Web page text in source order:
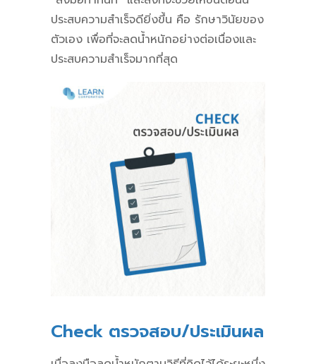
ประสบความสำเร็จดียิ่งขึ้น คือ รักษาวินัยของ
ตัวเอง เพื่อที่จะลดน้ำหนักอย่างต่อเนื่องและ
ประสบความสำเร็จมากที่สุด
Check ตรวจสอบ/ประเมินผล